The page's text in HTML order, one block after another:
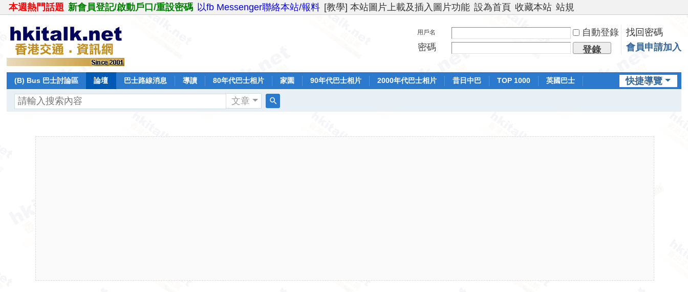
本週熱門話題 新會員登記/啟動戶口/重設密碼 以fb Messenger聯絡本站/報料 [教學] 本站圖片上載及插入圖片功能 設為首頁 收藏本站 站規
用戶名 自動登錄
找回密碼
密碼
登錄 會員申請加入
快捷導覽
(B) Bus 巴士討論區 論壇 巴士路線消息 導讀 80年代巴士相片 家園 90年代巴士相片 2000年代巴士相片 昔日中巴 TOP 1000
英國巴士
文章